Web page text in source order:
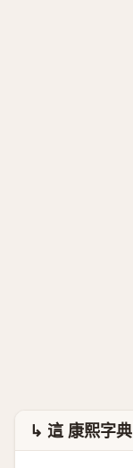
↳ 這 康熙字典